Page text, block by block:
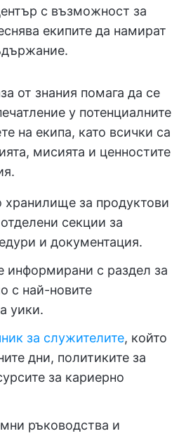
с възможност за
екипите да намират
от знания помага да се
у потенциалните
на екипа, като всички са
мисията и ценностите
хранилище за продуктови
секции за
и документация.
информирани с раздел за
с най-новите
уики.
за служителите, който
дни, политиките за
за кариерно
ръководства и